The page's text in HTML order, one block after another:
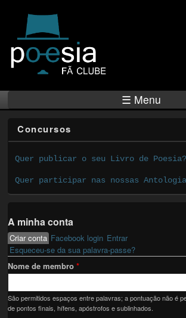
☰ Menu
Concursos
Quer publicar o seu Livro de Poesia?
Quer participar nas nossas
A minha conta
Primary tabs
Criar conta (active tab)
Facebook login Entrar
Esqueceu-se da sua palavra-passe?
Nome de membro*
São permitidos espaços entre palavras; a pontuação não é
de pontos finais, hífens, apóstrofos e sublinhados.